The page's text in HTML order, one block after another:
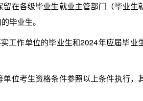
在各级毕业生就业主管部门（毕业生
毕业生。
作单位的毕业生和2024年应届毕业
位考生资格条件参照以上条件执行，